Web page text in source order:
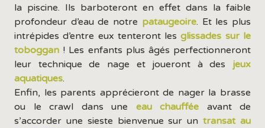
la piscine. Ils barboteront en effet dans la faible
profondeur d’eau de notre pataugeoire. Et les plus
intrépides d’entre eux tenteront lesglissades sur le
toboggan ! Les enfants plus âgés perfectionneront
leur technique de nage et joueront à des jeux
aquatiques.
Enfin, les parents apprécieront de nager la brasse
ou le crawl dans une eau chauffée avant de
s’accorder une sieste bienvenue sur untransat au